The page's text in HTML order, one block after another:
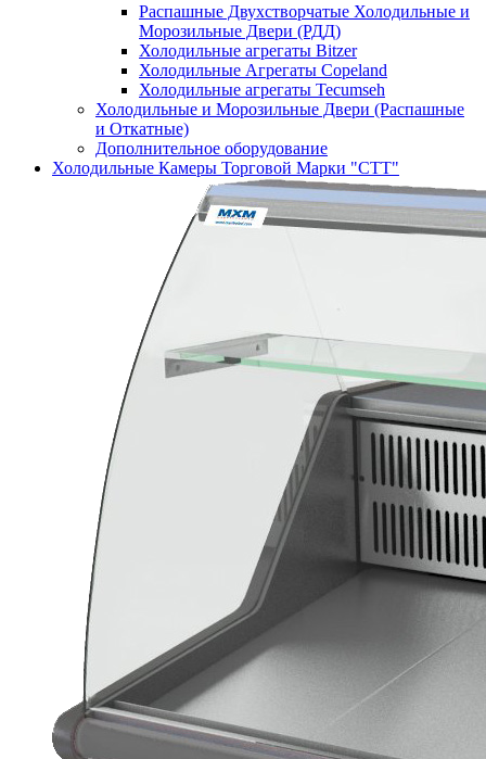
Распашные Двухстворчатые Холодильные и
Морозильные Двери (РДД)
Холодильные агрегаты Bitzer
Холодильные Агрегаты Copeland
Холодильные агрегаты Tecumseh
Холодильные и Морозильные Двери (Распашные
и Откатные)
Дополнительное оборудование
Холодильные Камеры Торговой Марки "СТТ"